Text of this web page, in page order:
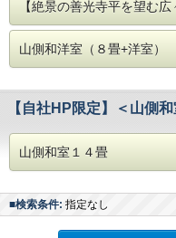
【絶景の善光寺平を望む
山側和洋室（８畳+洋室）
【自社HP限定】＜山側
山側和室１４畳
■検索条件: 指定なし